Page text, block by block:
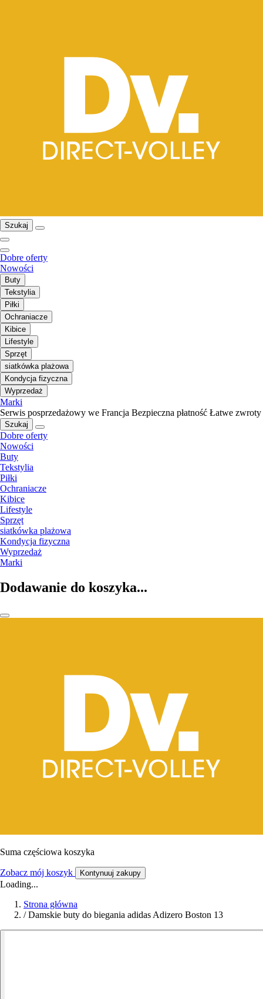
Szukaj
Dobre oferty
Nowości
Buty
Tekstylia
Piłki
Ochraniacze
Kibice
Lifestyle
Sprzęt
siatkówka plażowa
Kondycja fizyczna
Wyprzedaż
Marki
Serwis posprzedażowy we Francja Bezpieczna płatność Łatwe zwroty
Szukaj
Dobre oferty
Nowości
Buty
Tekstylia
Piłki
Ochraniacze
Kibice
Lifestyle
Sprzęt
siatkówka plażowa
Kondycja fizyczna
Wyprzedaż
Marki
Dodawanie do koszyka...
Suma częściowa koszyka
Zobacz mój koszyk Kontynuuj zakupy
Loading...
Strona główna
/ Damskie buty do biegania adidas Adizero Boston 13